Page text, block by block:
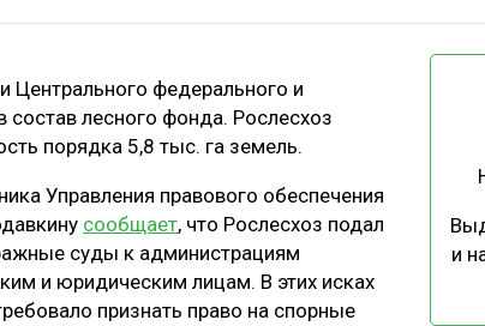
КАЛЕНДАРЬ
Центрального федерального и
состав лесного фонда. Рослесхоз
порядка 5,8 тыс. га земель.
Управления правового обеспечения
сообщает, что Рослесхоз подал
суды к администрациям
и юридическим лицам. В этих исках
признать право на спорные
и